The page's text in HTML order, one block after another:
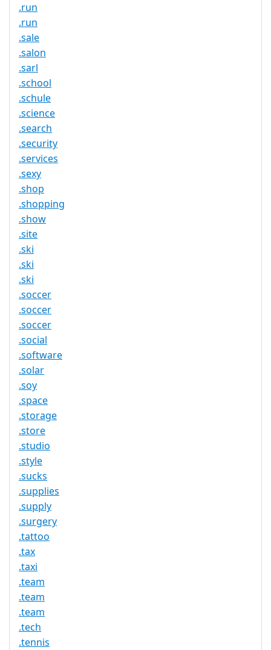
.run
.run
.sale
.salon
.sarl
.school
.schule
.science
.search
.security
.services
.sexy
.shop
.shopping
.show
.site
.ski
.ski
.ski
.soccer
.soccer
.soccer
.social
.software
.solar
.soy
.space
.storage
.store
.studio
.style
.sucks
.supplies
.supply
.surgery
.tattoo
.tax
.taxi
.team
.team
.team
.tech
.tennis